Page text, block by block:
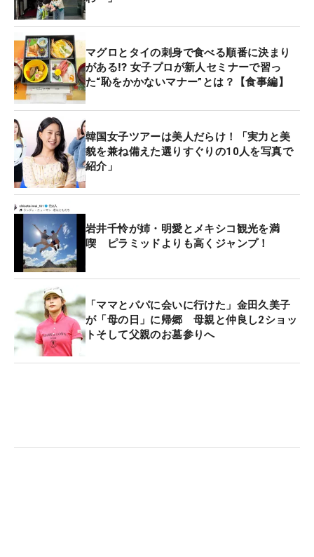
マグロとタイの刺身で食べる順番に決まり
がある⁉ 女子プロが新人セミナーで習っ
た“恥をかかないマナー”とは？【食事編】
韓国女子ツアーは美人だらけ！「実力と美
貌を兼ね備えた選りすぐりの10人を写真で
紹介」
岩井千怜が姉・明愛とメキシコ観光を満
喫 ピラミッドよりも高くジャンプ！
「ママとパパに会いに行けた」金田久美子
が「母の日」に帰郷 母親と仲良し2ショッ
トそして父親のお墓参りへ